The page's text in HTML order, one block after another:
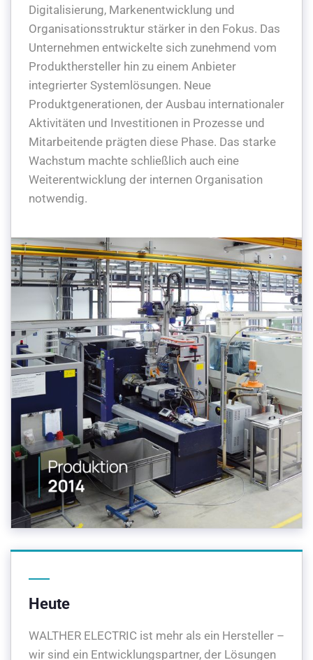
Digitalisierung, Markenentwicklung und
Organisationsstruktur stärker in den Fokus. Das
Unternehmen entwickelte sich zunehmend vom
Produkthersteller hin zu einem Anbieter
integrierter Systemlösungen. Neue
Produktgenerationen, der Ausbau internationaler
Aktivitäten und Investitionen in Prozesse und
Mitarbeitende prägten diese Phase. Das starke
Wachstum machte schließlich auch eine
Weiterentwicklung der internen Organisation
notwendig.
Heute
WALTHER ELECTRIC ist mehr als ein Hersteller –
wir sind ein Entwicklungspartner, der Lösungen